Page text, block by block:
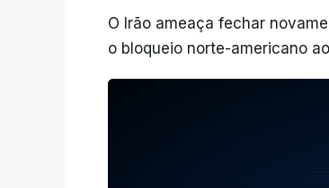
O Irão ameaça fechar
o bloqueio norte-americano